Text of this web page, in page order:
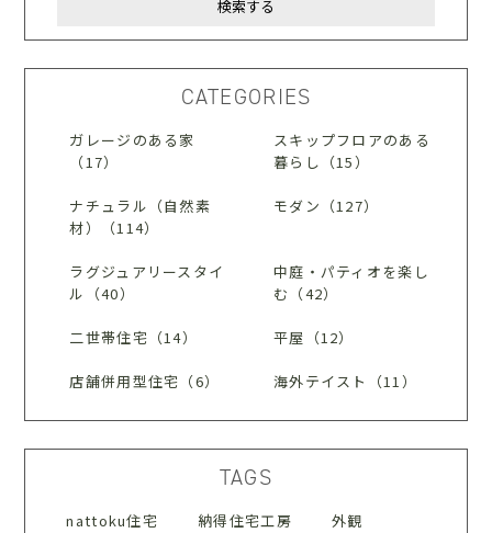
CATEGORIES
ガレージのある家
（17）
スキップフロアのある
暮らし（15）
ナチュラル（自然素
材）（114）
モダン（127）
ラグジュアリースタイ
ル（40）
中庭・パティオを楽し
む（42）
二世帯住宅（14） 平屋（12）
店舗併用型住宅（6） 海外テイスト（11）
TAGS
nattoku住宅 納得住宅工房 外観